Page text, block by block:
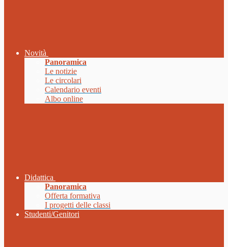
Novità
Panoramica
Le notizie
Le circolari
Calendario eventi
Albo online
Didattica
Panoramica
Offerta formativa
I progetti delle classi
Studenti/Genitori